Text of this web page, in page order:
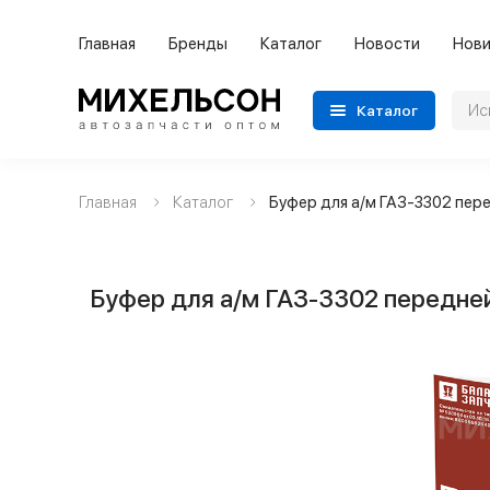
Главная Бренды Каталог Новости
Каталог
Применяемость
Категории автозапчастей
Главная Каталог Буфер для а/м ГАЗ-3302
Буфер для а/м ГАЗ-3302